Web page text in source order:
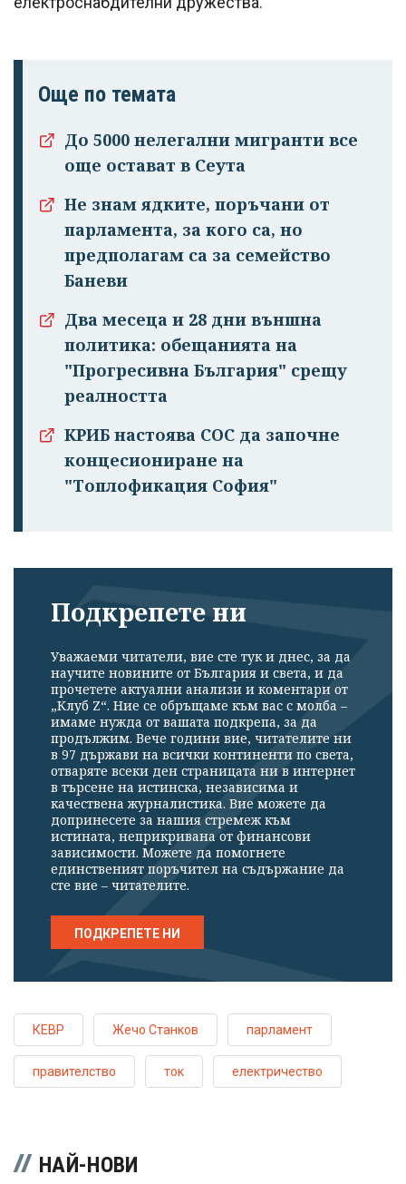
Още по темата
До 5000 нелегални мигранти все
още остават в Сеута
Не знам ядките, поръчани от
парламента, за кого са, но
предполагам са за семейство
Баневи
Два месеца и 28 дни външна
политика: обещанията на
"Прогресивна България" срещу
реалността
КРИБ настоява СОС да започне
концесиониране на
"Топлофикация София"
Подкрепете ни
Уважаеми читатели, вие сте тук и днес, за да
научите новините от България и света, и да
прочетете актуални анализи и коментари от
„Клуб Z“. Ние се обръщаме към вас с молба –
имаме нужда от вашата подкрепа, за да
продължим. Вече години вие, читателите ни
в 97 държави на всички континенти по света,
отваряте всеки ден страницата ни в интернет
в търсене на истинска, независима и
качествена журналистика. Вие можете да
допринесете за нашия стремеж към
истината, неприкривана от финансови
зависимости. Можете да помогнете
единственият поръчител на съдържание да
сте вие – читателите.
ПОДКРЕПЕТЕ НИ
КЕВР Жечо Станков парламент
правителство ток електричество
НАЙ-НОВИ